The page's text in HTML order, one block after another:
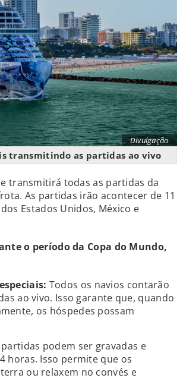
Divulgação
transmitindo as partidas ao vivo
transmitirá todas as partidas da
As partidas irão acontecer de 11
Estados Unidos, México e
o período da Copa do Mundo,
Todos os navios contarão
ao vivo. Isso garante que, quando
os hóspedes possam
partidas podem ser gravadas e
horas. Isso permite que os
ou relaxem no convés e